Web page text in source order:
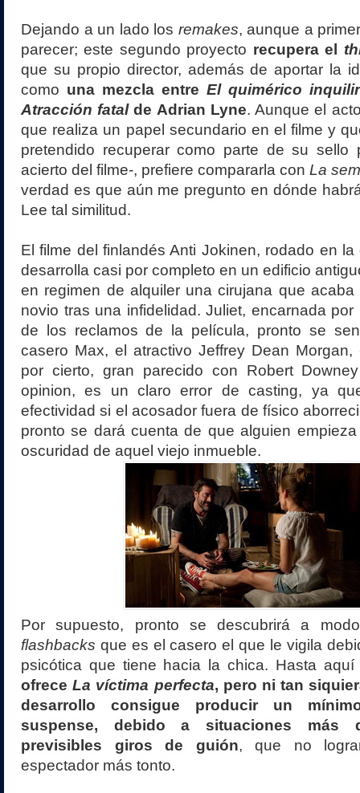
Dejando a un lado los remakes, aunque a
parecer; este segundo proyecto recupera el
que su propio director, además de aportar la
como una mezcla entre El quimérico
Atracción fatalde Adrian Lyne. Aunque el
que realiza un papel secundario en el filme y
pretendido recuperar como parte de su sello
acierto del filme-, prefiere compararla con La
verdad es que aún me pregunto en dónde
Lee tal similitud.
El filme del finlandés Anti Jokinen, rodado en
desarrolla casi por completo en un edificio
en regimen de alquiler una cirujana que
novio tras una infidelidad. Juliet, encarnada por
de los reclamos de la película, pronto se
casero Max, el atractivo Jeffrey Dean Morgan,
por cierto, gran parecido con Robert
opinion, es un claro error de casting, ya
efectividad si el acosador fuera de físico
pronto se dará cuenta de que alguien
oscuridad de aquel viejo inmueble.
Por supuesto, pronto se descubrirá a
flashbacks que es el casero el que le vigila
psicótica que tiene hacia la chica. Hasta
ofreceLa víctima perfecta, pero ni tan
desarrollo consigue producir un
suspense, debido a situaciones más
previsibles giros de guión, que no
espectador más tonto.